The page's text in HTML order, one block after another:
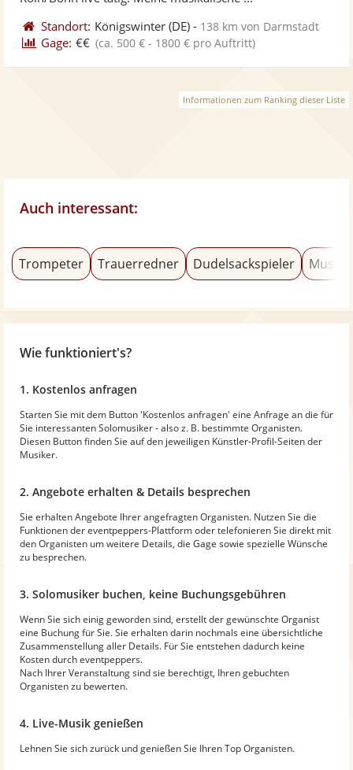
Standort: Königswinter (DE) - 138 km von Darmstadt
Gage: €€ (ca. 500 € - 1800 € pro Auftritt)
Informationen zum Ranking dieser Liste
Auch interessant:
Trompeter Trauerredner Dudelsackspieler
Wie funktioniert's?
1. Kostenlos anfragen
Starten Sie mit dem Button 'Kostenlos anfragen' eine Anfrage an die für
Sie interessanten Solomusiker - also z. B. bestimmte Organisten.
Diesen Button finden Sie auf den jeweiligen Künstler-Profil-Seiten der
Musiker.
2. Angebote erhalten & Details besprechen
Sie erhalten Angebote Ihrer angefragten Organisten. Nutzen Sie die
Funktionen der eventpeppers-Plattform oder telefonieren Sie direkt mit
den Organisten um weitere Details, die Gage sowie spezielle Wünsche
zu besprechen.
3. Solomusiker buchen, keine Buchungsgebühren
Wenn Sie sich einig geworden sind, erstellt der gewünschte Organist
eine Buchung für Sie. Sie erhalten darin nochmals eine übersichtliche
Zusammenstellung aller Details. Für Sie entstehen dadurch keine
Kosten durch eventpeppers.
Nach Ihrer Veranstaltung sind sie berechtigt, Ihren gebuchten
Organisten zu bewerten.
4. Live-Musik genießen
Lehnen Sie sich zurück und genießen Sie Ihren Top Organisten.